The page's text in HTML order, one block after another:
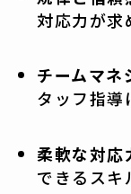
対応力が求
チームマネ
タッフ指導
柔軟な対応
できるスキ